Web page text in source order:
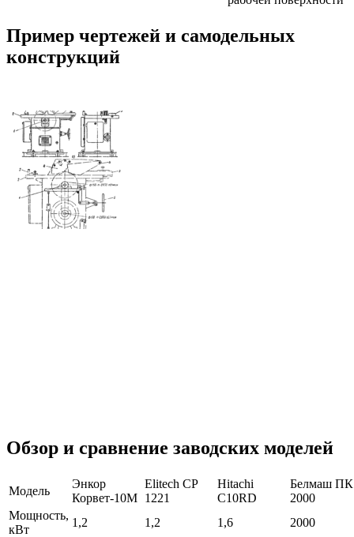
Пример чертежей и самодельных
конструкций
Обзор и сравнение заводских моделей
Модель
Энкор
Корвет-10М
Elitech СР
1221
Hitachi
C10RD
Белмаш ПК
2000
Мощность,
кВт
1,2 1,2 1,6
2000